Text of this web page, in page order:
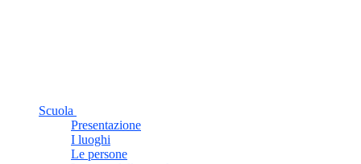
Scuola
Presentazione
I luoghi
Le persone